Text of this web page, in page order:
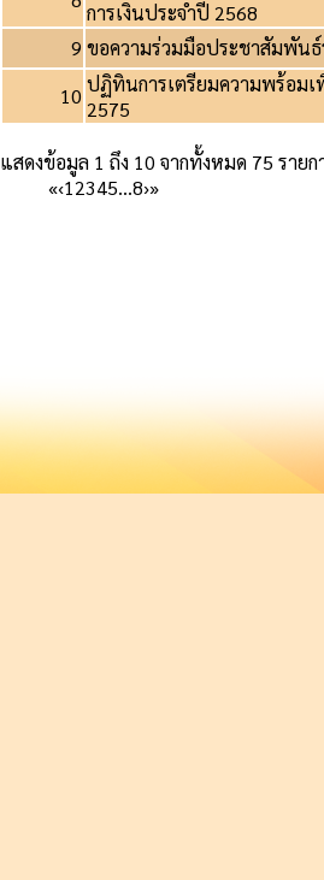
การเงินประจำปี 2568
9 ขอความร่วมมือประชาสัมพัน
10 ปฏิทินการเตรียมความพร้อม
2575
แสดงข้อมูล 1 ถึง 10 จากทั้งหมด 75 รายก
«‹12345…8›»